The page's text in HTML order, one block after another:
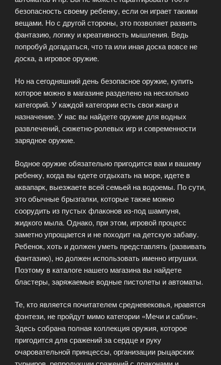
безопасность своему ребенку, если он играет такими
вещами. Но с другой стороны, это позволяет развить
фантазию, логику и креативность мышления. Ведь
попробуй догадаться, что та или иная доска вовсе не
доска, а игровое оружие.
Но на сегодняшний день безопасное оружие, купить
которое можно в магазине разделено на несколько
категорий. У каждой категории есть свои жанр и
назначение. У нас вы найдете оружие для водных
развлечений, сюжетно-ролевых игр и современности
зарядное оружие.
Водное оружие обязательно пригодится вам и вашему
ребенку, когда вы едете отдыхать на море, идете в
аквапарк, выезжаете всей семьей на водоемы. По сути,
это обычные брызгалки, которые также можно
соорудить из пустых флаконов из-под шампуня,
жидкого мыла. Однако, при этом, игровой процесс
заметно упрощается и не походит на детскую забаву.
Ребенок, хоть и должен уметь представлять (развивать
фантазию), но должен использовать именно игрушки.
Поэтому в каталоге нашего магазина вы найдете
бластеры, заряжаемые водные пистолеты и автоматы.
Те, кто является почитателем средневековья, нравятся
фэнтези, не пройдут мимо категории «Мечи и сабли».
Здесь собрана полная коллекция оружия, которое
пригодится для сражений за сердце и руку
очаровательной принцессы, организации рыцарских